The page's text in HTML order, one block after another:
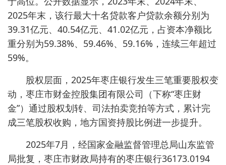
2025年末，该行最大十名贷款客户贷款余额分别为
39.31亿元、40.54亿元、41.02亿元，占资本净额比
重分别为59.38%、59.46%、59.16%，连续三年超过
59%。
股权层面，2025年枣庄银行发生三笔重要股权变
动，枣庄市财金控股集团有限公司（下称“枣庄财
金”）通过股权划转、司法拍卖竞拍等方式，累计完
成三笔股权收购，地方国资持股比例进一步提升。
2025年7月，经国家金融监督管理总局山东监管
局批复，枣庄市财政局持有的枣庄银行36173.0194